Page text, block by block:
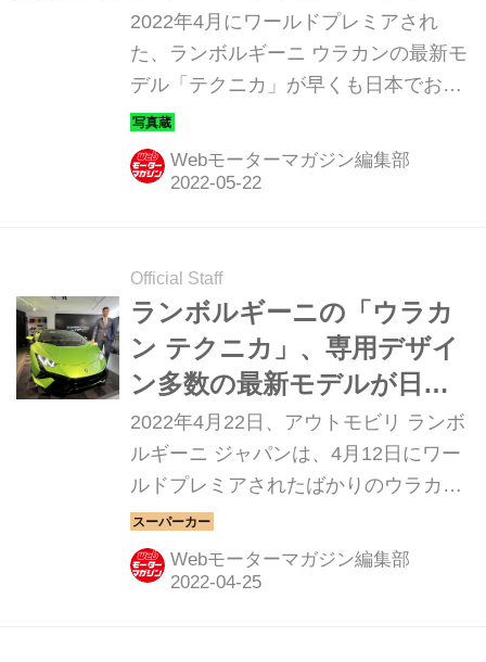
カ」
2022年4月にワールドプレミアされ
た、ランボルギーニ ウラカンの最新モ
デル「テクニカ」が早くも日本でお披
露目された。そのディテールを写真で
紹介しよう。
Webモーターマガジン編集部
Official Staff
ランボルギーニの「ウラカ
ン テクニカ」、専用デザイ
ン多数の最新モデルが日本
デビュー
2022年4月22日、アウトモビリ ランボ
ルギーニ ジャパンは、4月12日にワー
ルドプレミアされたばかりのウラカン
の最新モデル「ウラカン テクニカ」を
お披露目した。（タイトル写真は、ア
ウトモビリ ランボルギーニ ジャパン
Webモーターマガジン編集部